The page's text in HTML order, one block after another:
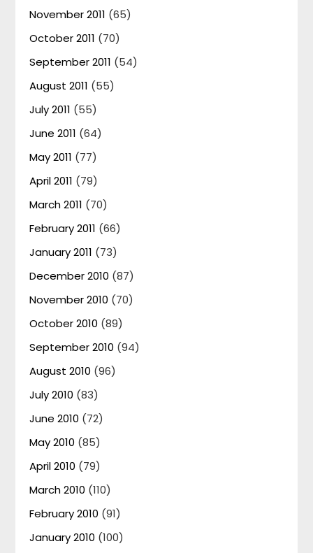
November 2011 (65)
October 2011 (70)
September 2011 (54)
August 2011 (55)
July 2011 (55)
June 2011 (64)
May 2011 (77)
April 2011 (79)
March 2011 (70)
February 2011 (66)
January 2011 (73)
December 2010 (87)
November 2010 (70)
October 2010 (89)
September 2010 (94)
August 2010 (96)
July 2010 (83)
June 2010 (72)
May 2010 (85)
April 2010 (79)
March 2010 (110)
February 2010 (91)
January 2010 (100)